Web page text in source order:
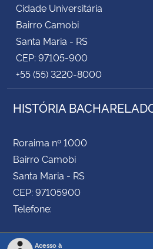
Secretaria-Geral
Secretaria de Governo
Gabinete de Segurança Institucional
Advocacia-Geral da União
Cidade Universitária
Bairro Camobi
Santa Maria - RS
CEP: 97105-900
+55 (55) 3220-8000
HISTÓRIA
Roraima nº 1000
Bairro Camobi
Santa Maria - RS
CEP: 97105900
Telefone:
Acesso à